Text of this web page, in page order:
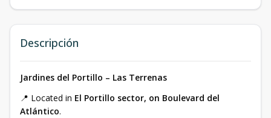
Descripción
Jardines del Portillo – Las Terrenas
📍 Located in El Portillo sector, on Boulevard del
Atlántico.